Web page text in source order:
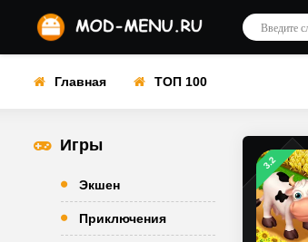
Главная ТОП 100
Игры
Экшен
Приключения
3.2